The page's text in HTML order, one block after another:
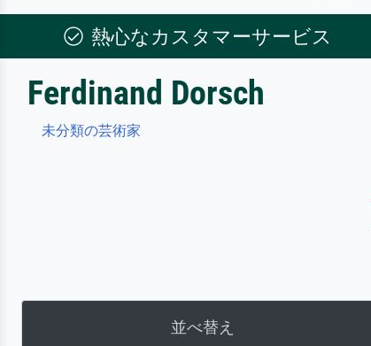
熱心なカスタマーサービス
Ferdinand Dorsch
未分類の芸術家
並べ替え